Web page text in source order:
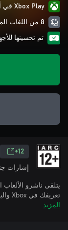
Xbox Play في أي مكان
8 من اللغات المدعمة
تم تحسينها
12+
إشارات
يتلقى ناشرو
تعريفك في Xbox والبيانات المقترنة بينما تمارس الألعاب.
المزيد